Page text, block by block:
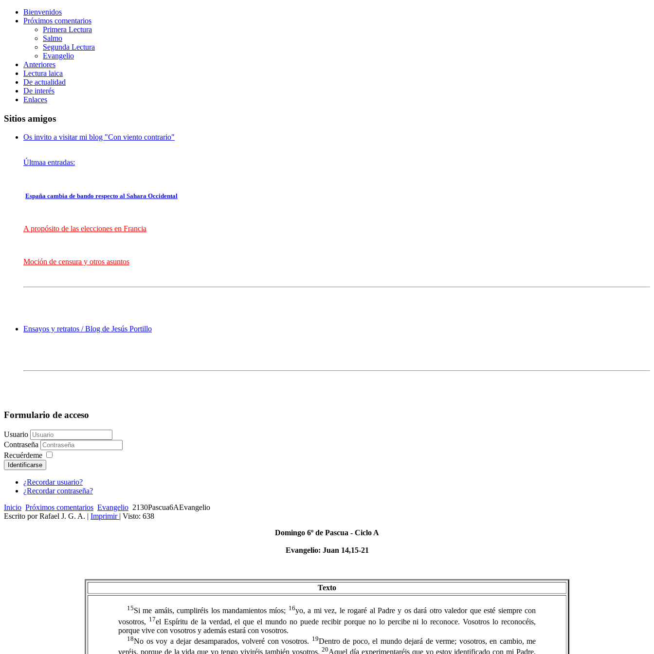
Bienvenidos
Próximos comentarios
Primera Lectura
Salmo
Segunda Lectura
Evangelio
Anteriores
Lectura laica
De actualidad
De interés
Enlaces
Sitios amigos
Os invito a visitar mi blog "Con viento contrario"
Últmaa entradas:
España cambia de bando respecto al Sahara Occidental
A propósito de las elecciones en Francia
Moción de censura y otros asuntos
Ensayos y retratos / Blog de Jesús Portillo
Formulario de acceso
Usuario
Contraseña
Recuérdeme
Identificarse
¿Recordar usuario?
¿Recordar contraseña?
Inicio Próximos comentarios Evangelio 2130Pascua6AEvangelio
Escrito por Rafael J. G. A. | Imprimir | Visto: 638
Domingo 6º de Pascua - Ciclo A
Evangelio: Juan 14,15-21
Texto
15Si me amáis, cumpliréis los mandamientos míos; 16yo, a mi vez, le rogaré al Padre y os dará otro valedor que esté siempre con
vosotros, 17el Espíritu de la verdad, el que el mundo no puede recibir porque no lo percibe ni lo reconoce. Vosotros lo reconocéis,
porque vive con vosotros y además estará con vosotros.
18No os voy a dejar desamparados, volveré con vosotros. 19Dentro de poco, el mundo dejará de verme; vosotros, en cambio, me
veréis, porque de la vida que yo tengo viviréis también vosotros.20Aquel día experimentaréis que yo estoy identificado con mi Padre,